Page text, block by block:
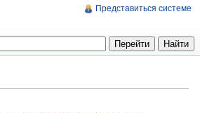
Представиться системе